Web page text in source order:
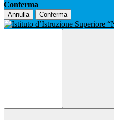
Conferma
Annulla Conferma